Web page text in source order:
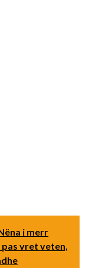
i merr
pas vret veten,